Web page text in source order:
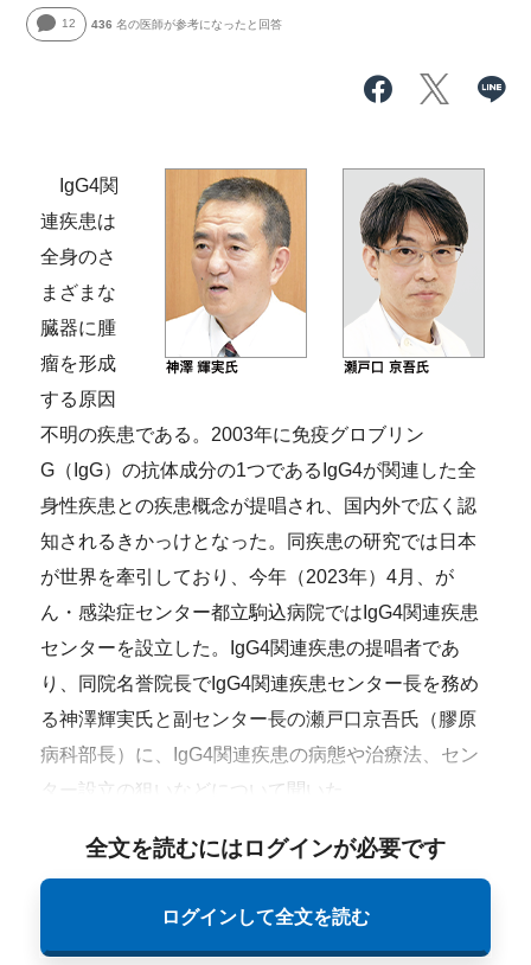
12 436 名の医師が参考になったと回答
IgG4関
連疾患は
全身のさ
まざまな
臓器に腫
瘤を形成
する原因
不明の疾患である。2003年に免疫グロブリン
G（IgG）の抗体成分の1つであるIgG4が関連した全
身性疾患との疾患概念が提唱され、国内外で広く認
知されるきかっけとなった。同疾患の研究では日本
が世界を牽引しており、今年（2023年）4月、が
ん・感染症センター都立駒込病院ではIgG4関連疾患
センターを設立した。IgG4関連疾患の提唱者であ
り、同院名誉院長でIgG4関連疾患センター長を務め
る神澤輝実氏と副センター長の瀬戸口京吾氏（膠原
病科部長）に、IgG4関連疾患の病態や治療法、セン
ター設立の狙いなどについて聞いた。
全文を読むにはログインが必要です
ログインして全文を読む